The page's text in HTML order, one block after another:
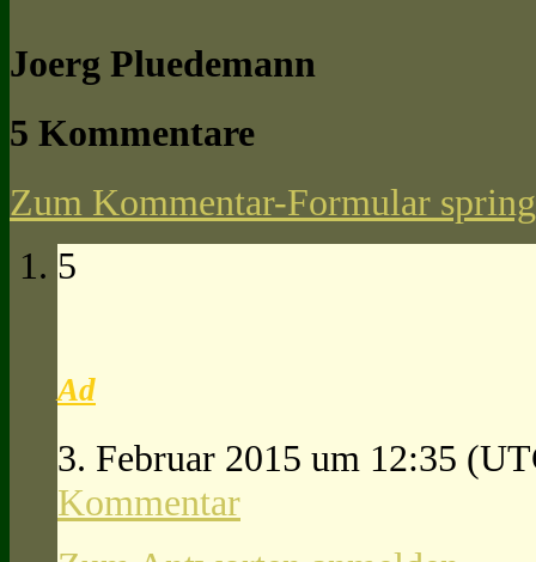
Joerg Pluedemann
5 Kommentare
Zum Kommentar-Formular
5
Ad
3. Februar 2015 um 12:35
Kommentar